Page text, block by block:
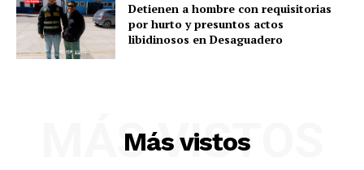
Detienen a hombre con requisitorias
por hurto y presuntos actos
libidinosos en Desaguadero
Más vistos
MÁS VISTOS